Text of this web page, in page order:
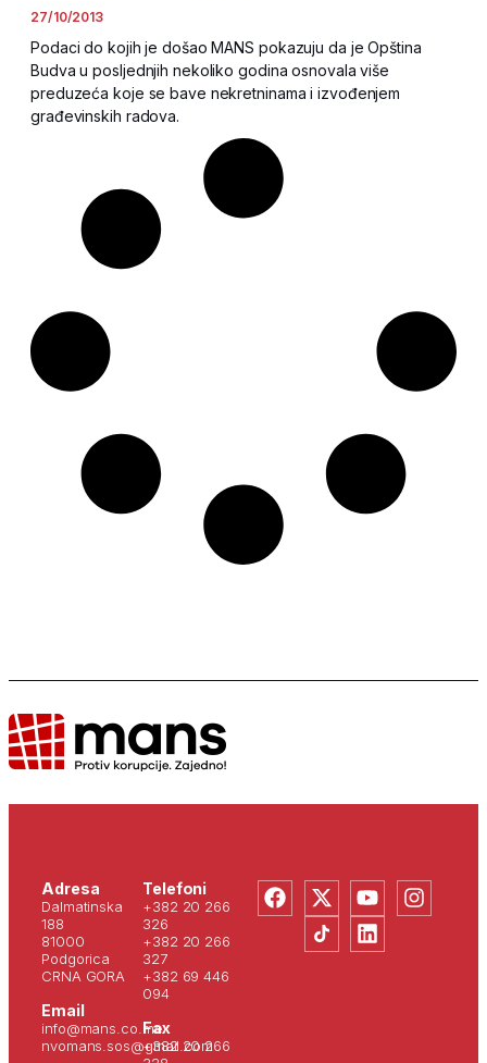
27/10/2013
Podaci do kojih je došao MANS pokazuju da je Opština
Budva u posljednjih nekoliko godina osnovala više
preduzeća koje se bave nekretninama i izvođenjem
građevinskih radova.
Adresa
Dalmatinska
188
81000
Podgorica
CRNA GORA
Email
info@mans.co.me
nvomans.sos@gmail.com
Telefoni
+382 20 266
326
+382 20 266
327
+382 69 446
094
Fax
+382 20 266